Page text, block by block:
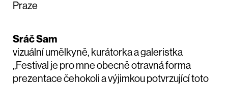
Praze
Sráč Sam
vizuální umělkyně, kurátorka a galeristka
„Festival je pro mne obecně otravná forma
prezentace čehokoli a výjimkou potvrzující toto